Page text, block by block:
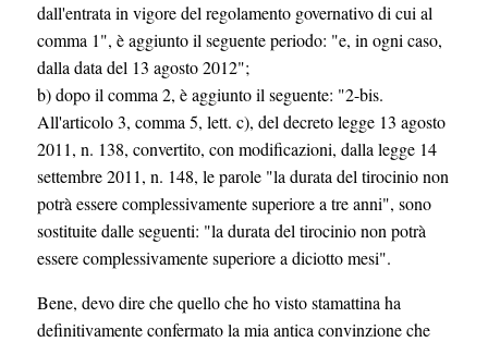
dall'entrata in vigore del regolamento governativo di cui al
comma 1", è aggiunto il seguente periodo: "e, in ogni caso,
dalla data del 13 agosto 2012";
b) dopo il comma 2, è aggiunto il seguente: "2-bis.
All'articolo 3, comma 5, lett. c), del decreto legge 13 agosto
2011, n. 138, convertito, con modificazioni, dalla legge 14
settembre 2011, n. 148, le parole "la durata del tirocinio non
potrà essere complessivamente superiore a tre anni", sono
sostituite dalle seguenti: "la durata del tirocinio non potrà
essere complessivamente superiore a diciotto mesi".
Bene, devo dire che quello che ho visto stamattina ha
definitivamente confermato la mia antica convinzione che